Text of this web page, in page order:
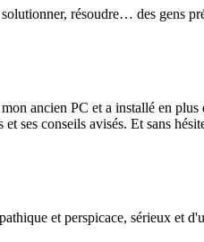
résoudre… des gens
ancien PC et a installé en plus
ses conseils avisés. Et sans
et perspicace, sérieux et